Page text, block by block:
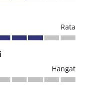
Rata
Hangat